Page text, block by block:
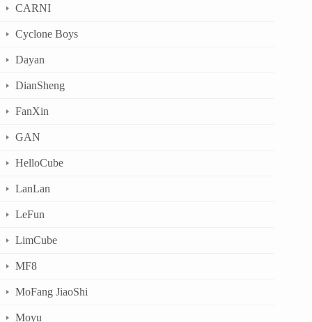
CARNI
Cyclone Boys
Dayan
DianSheng
FanXin
GAN
HelloCube
LanLan
LeFun
LimCube
MF8
MoFang JiaoShi
Moyu